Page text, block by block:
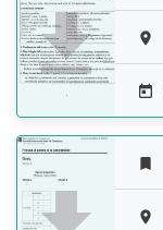
 


